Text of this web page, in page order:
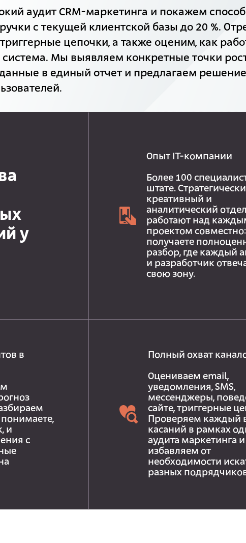
аудит CRM-маркетинга и покажем
с текущей клиентской базы до 20 %.
цепочки, а также оценим, как
система. Мы выявляем конкретные точки
в единый отчет и предлагаем
у
Опыт IT-компании
Более 100
штате.
креативный и
аналитический
работают над
проектом
получаете
разбор, где каждый
и разработчик
свою зону.
в
и
с
Полный охват
Оцениваем email,
уведомления, SMS,
мессенджеры,
сайте, триггерные
Проверяем каждый
касаний в рамках
аудита маркетинга и
избавляем от
необходимости
разных